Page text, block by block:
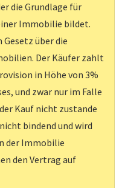
die Grundlage für
Immobilie bildet.
über die
Der Käufer zahlt
in Höhe von 3%
und zwar nur im Falle
Kauf nicht zustande
bindend und wird
der Immobilie
den Vertrag auf